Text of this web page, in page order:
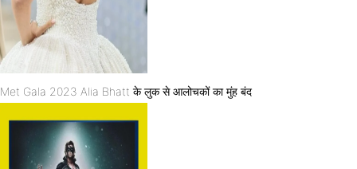
Met Gala 2023 Alia Bhatt के लुक से आलोचकों का मुंह बंद